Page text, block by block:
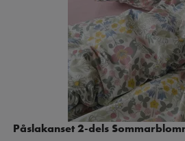
Påslakanset 2-dels